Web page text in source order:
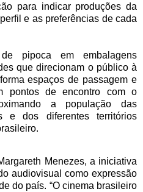
para indicar produções da
e as preferências de cada
pipoca em embalagens
que direcionam o público à
espaços de passagem e
pontos de encontro com o
a população das
e dos diferentes territórios
Menezes, a iniciativa
audiovisual como expressão
do país. “O cinema brasileiro